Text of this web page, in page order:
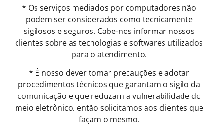
* Os serviços mediados por computadores não
podem ser considerados como tecnicamente
sigilosos e seguros. Cabe-nos informar nossos
clientes sobre as tecnologias e softwares utilizados
para o atendimento.
* É nosso dever tomar precauções e adotar
procedimentos técnicos que garantam o sigilo da
comunicação e que reduzam a vulnerabilidade do
meio eletrônico, então solicitamos aos clientes que
façam o mesmo.